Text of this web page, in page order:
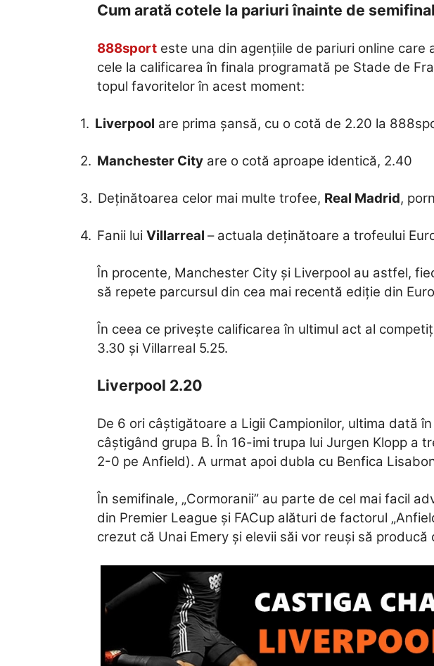
Cum arată cotele la pariuri înainte de
888sport este una din agențiile de pariuri online
cele la calificarea în finala programată pe Stade de
topul favoritelor în acest moment:
1. Liverpool are prima șansă, cu o cotă de 2.20 la
2. Manchester City are o cotă aproape identică, 2.40
3. Deținătoarea celor mai multe trofee, Real Madrid,
4. Fanii lui Villarreal – actuala deținătoare a trofeului
În procente, Manchester City și Liverpool au astfel,
să repete parcursul din cea mai recentă ediție din
În ceea ce privește calificarea în ultimul act al
3.30 și Villarreal 5.25.
Liverpool 2.20
De 6 ori câștigătoare a Ligii Campionilor, ultima dată
câștigând grupa B. În 16-imi trupa lui Jurgen Klopp a
2-0 pe Anfield). A urmat apoi dubla cu Benfica
În semifinale, „Cormoranii” au parte de cel mai facil
din Premier League și FACup alături de factorul
crezut că Unai Emery și elevii săi vor reuși să producă